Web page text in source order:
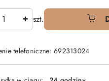
szt.
telefoniczne: 692313024